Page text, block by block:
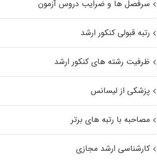
سرفصل ها و ضرایب دروس آزمون
رتبه قبولی کنکور ارشد
ظرفیت رشته های کنکور ارشد
پزشکی از لیسانس
مصاحبه با رتبه های برتر
کارشناسی ارشد مجازی